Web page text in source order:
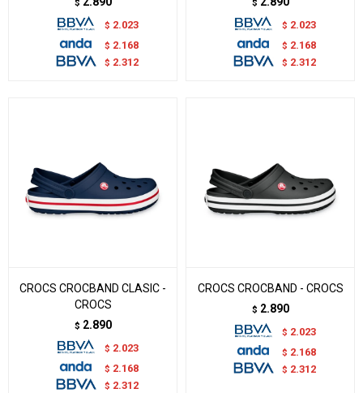
$
$ 2.023
$ 2.168
$ 2.312
$
$ 2.023
$ 2.168
$ 2.312
CROCS CROCBAND CLASIC -
CROCS
$ 2.890
$ 2.023
$ 2.168
$ 2.312
CROCS CROCBAND - CROCS
$ 2.890
$ 2.023
$ 2.168
$ 2.312